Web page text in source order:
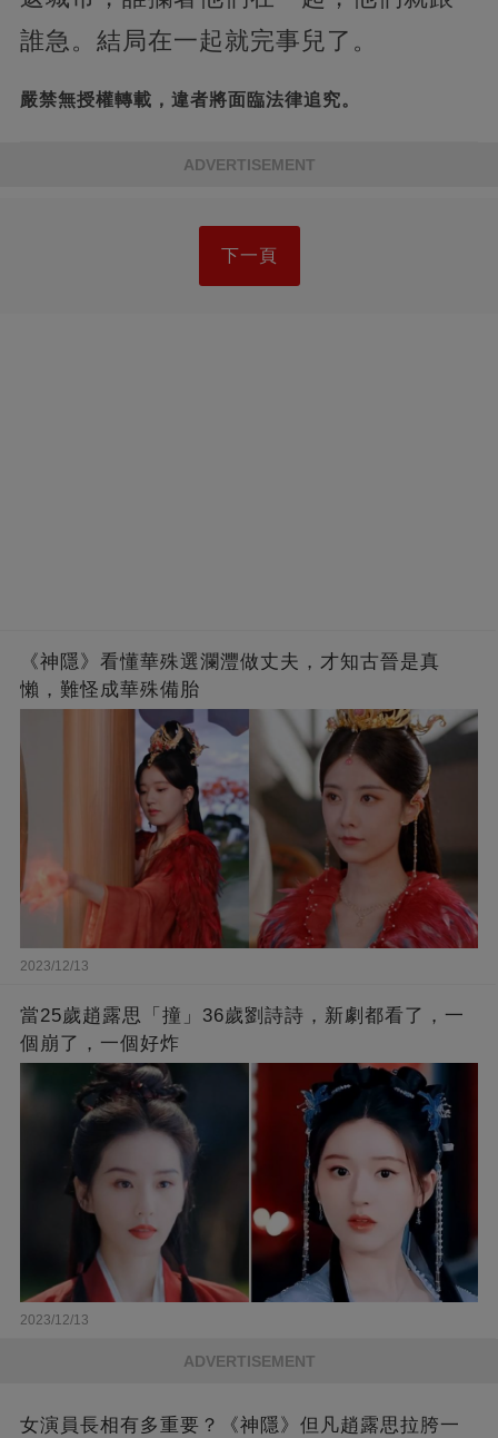
誰急。結局在一起就完事兒了。
嚴禁無授權轉載，違者將面臨法律追究。
ADVERTISEMENT
下一頁
《神隱》看懂華殊選瀾灃做丈夫，才知古晉是真
懶，難怪成華殊備胎
2023/12/13
當25歲趙露思「撞」36歲劉詩詩，新劇都看了，一
個崩了，一個好炸
2023/12/13
ADVERTISEMENT
女演員長相有多重要？《神隱》但凡趙露思拉胯一